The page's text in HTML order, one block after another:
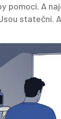
pomoci. A
stateční.